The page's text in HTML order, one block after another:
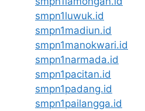
smpn1luwuk.id
smpn1madiun.id
smpn1manokwari.id
smpn1narmada.id
smpn1pacitan.id
smpn1padang.id
smpn1pailangga.id